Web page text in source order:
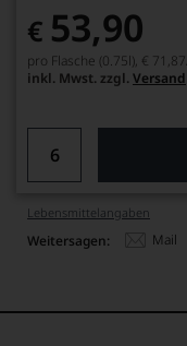
€ 53,90
pro Flasche (0.75l), € 71,87
inkl. Mwst. zzgl. Versand
Lebensmittel­angaben
Weitersagen: Mail